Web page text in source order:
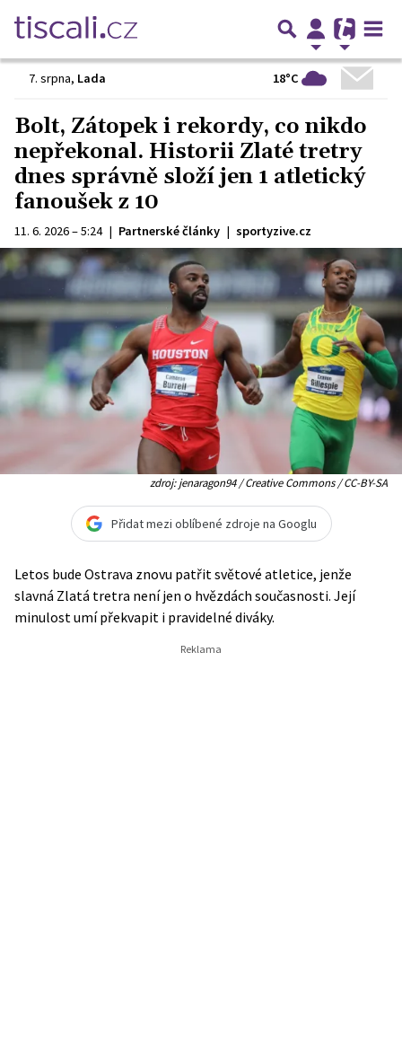
7. srpna, Lada 18°C
Bolt, Zátopek i rekordy, co nikdo
nepřekonal. Historii Zlaté tretry
dnes správně složí jen 1 atletický
fanoušek z 10
11. 6. 2026 – 5:24 | Partnerské články | sportyzive.cz
zdroj: jenaragon94 / Creative Commons / CC-BY-SA
Přidat mezi oblíbené zdroje na Googlu
Letos bude Ostrava znovu patřit světové atletice, jenže
slavná Zlatá tretra není jen o hvězdách současnosti. Její
minulost umí překvapit i pravidelné diváky.